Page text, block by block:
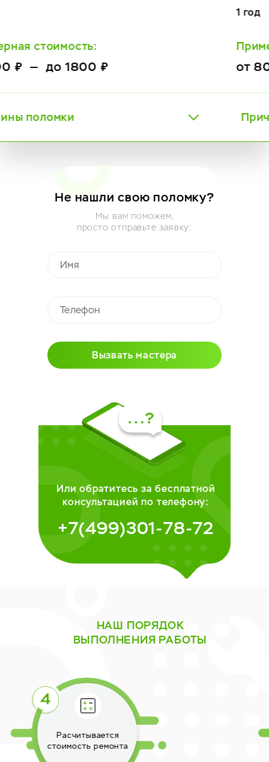
Примерная стоимость:
от 800 ₽ — до 2800 ₽
Причины поломки
Не нашли свою поломку?
Мы вам поможем,
просто отправьте заявку:
Вызвать мастера
Или обратитесь за бесплатной
консультацией по телефону:
+7(499)301-78-72
НАШ ПОРЯДОК
ВЫПОЛНЕНИЯ РАБОТЫ
Выполняется ремонт
техники